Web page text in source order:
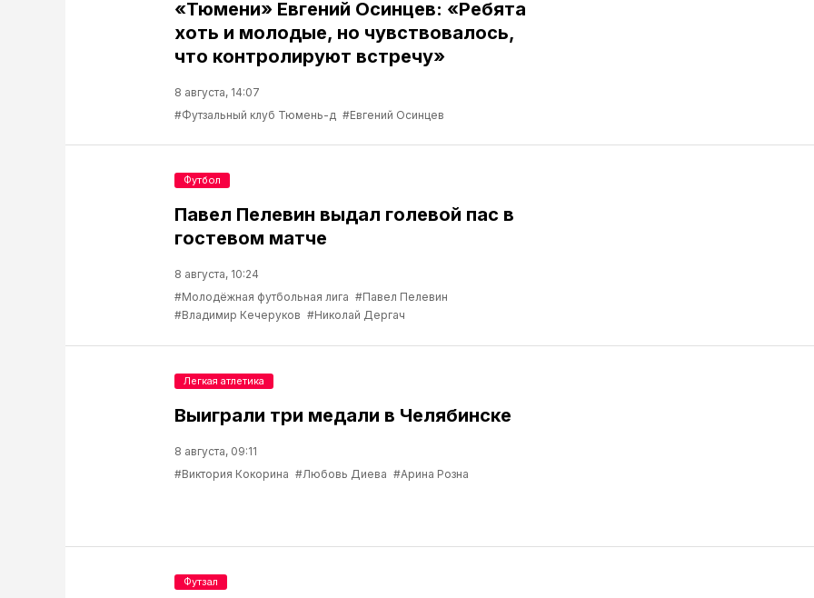
«Тюмени» Евгений Осинцев: «Ребята
хоть и молодые, но чувствовалось,
что контролируют встречу»
8 августа, 14:07
#Футзальный клуб Тюмень-д #Евгений Осинцев
Павел Пелевин выдал голевой пас в
гостевом матче
8 августа, 10:24
#Молодёжная футбольная лига #Павел Пелевин
#Владимир Кечеруков #Николай Дергач
Футбол
Выиграли три медали в Челябинске
8 августа, 09:11
#Виктория Кокорина #Любовь Диева #Арина Розна
Легкая атлетика
Футзал